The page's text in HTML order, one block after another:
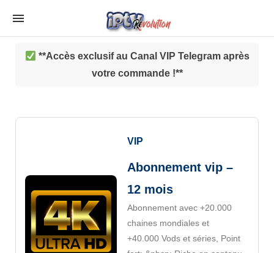
**Accès exclusif au Canal VIP Telegram après
votre commande !**
VIP
Abonnement vip –
12 mois
Abonnement avec +20.000
chaines mondiales et
+40.000 Vods et séries, Point